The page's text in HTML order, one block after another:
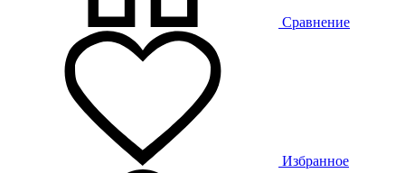
Сравнение
Избранное